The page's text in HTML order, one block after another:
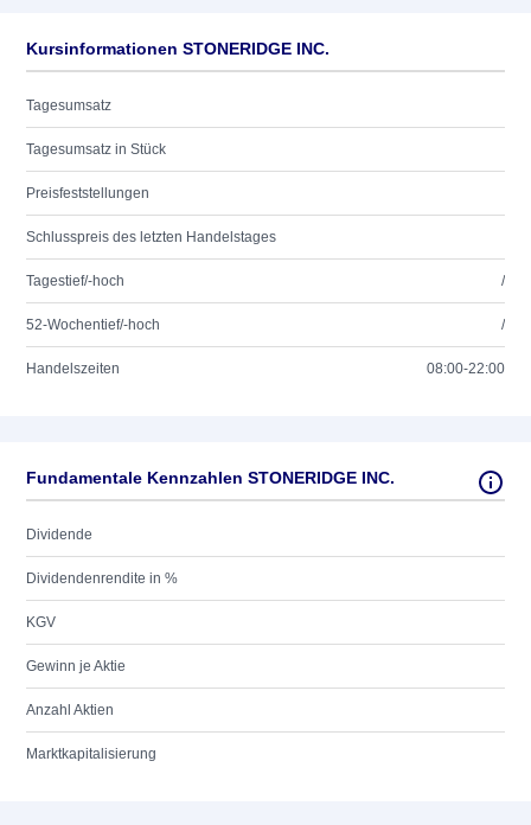
Kursinformationen STONERIDGE INC.
Tagesumsatz
Tagesumsatz in Stück
Preisfeststellungen
Schlusspreis des letzten Handelstages
Tagestief/-hoch /
52-Wochentief/-hoch /
Handelszeiten 08:00-22:00
Fundamentale Kennzahlen STONERIDGE INC.
Dividende
Dividendenrendite in %
KGV
Gewinn je Aktie
Anzahl Aktien
Marktkapitalisierung